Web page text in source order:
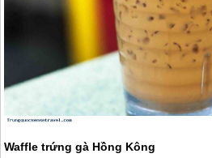
Waffle trứng gà Hồng Kông